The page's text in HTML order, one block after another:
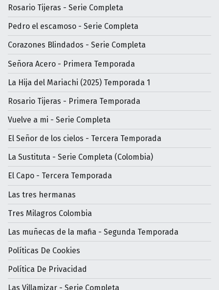
Rosario Tijeras - Serie Completa
Pedro el escamoso - Serie Completa
Corazones Blindados - Serie Completa
Señora Acero - Primera Temporada
La Hija del Mariachi (2025) Temporada 1
Rosario Tijeras - Primera Temporada
Vuelve a mi - Serie Completa
El Señor de los cielos - Tercera Temporada
La Sustituta - Serie Completa (Colombia)
El Capo - Tercera Temporada
Las tres hermanas
Tres Milagros Colombia
Las muñecas de la mafia - Segunda Temporada
Políticas De Cookies
Política De Privacidad
Las Villamizar - Serie Completa